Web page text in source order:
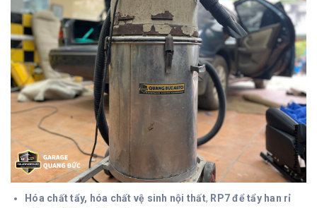
Hóa chất tẩy, hóa chất vệ sinh nội thất, RP7 để tẩy han rỉ